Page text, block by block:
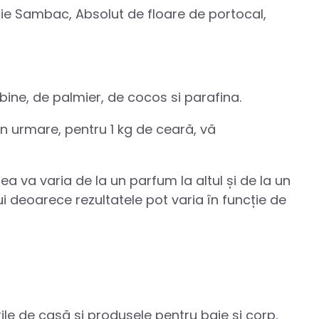
Sambac, Absolut de floare de portocal,
de palmier, de cocos si parafina.
urmare, pentru 1 kg de ceară, vă
va varia de la un parfum la altul și de la un
deoarece rezultatele pot varia în funcție de
de casă și produsele pentru baie și corp,